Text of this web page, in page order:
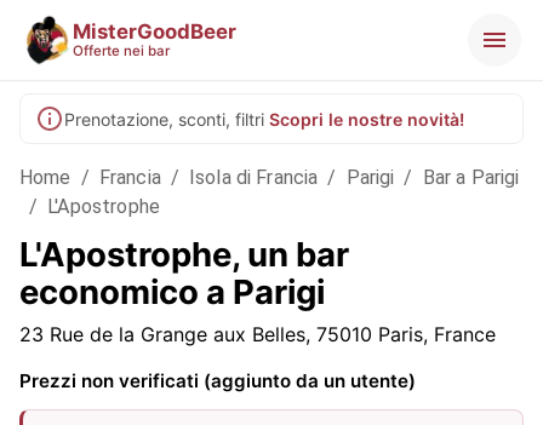
MisterGoodBeer
Offerte nei bar
Prenotazione, sconti, filtri Scopri le nostre novità!
Home / Francia / Isola di Francia / Parigi / Bar a Parigi
/ L'Apostrophe
L'Apostrophe, un bar
economico a Parigi
23 Rue de la Grange aux Belles, 75010 Paris, France
Prezzi non verificati (aggiunto da un utente)